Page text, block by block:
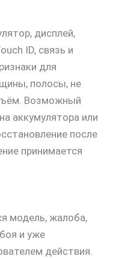
дисплей,
ID, связь и
для
полосы, не
Возможный
аккумулятора или
после
принимается
модель, жалоба,
и уже
действия.